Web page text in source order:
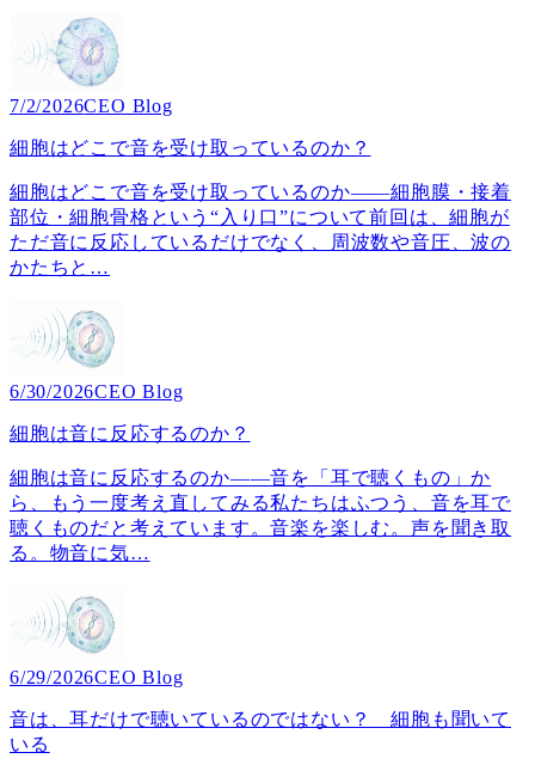
7/2/2026CEO Blog
細胞はどこで音を受け取っているのか？
細胞はどこで音を受け取っているのか――細胞膜・接着
部位・細胞骨格という“入り口”について前回は、細胞が
ただ音に反応しているだけでなく、周波数や音圧、波の
かたちと …
6/30/2026CEO Blog
細胞は音に反応するのか？
細胞は音に反応するのか――音を「耳で聴くもの」か
ら、もう一度考え直してみる私たちはふつう、音を耳で
聴くものだと考えています。音楽を楽しむ。声を聞き取
る。物音に気…
6/29/2026CEO Blog
音は、耳だけで聴いているのではない？ 細胞も聞いて
いる